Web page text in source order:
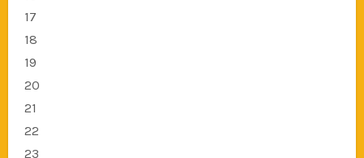
17
18
19
20
21
22
23